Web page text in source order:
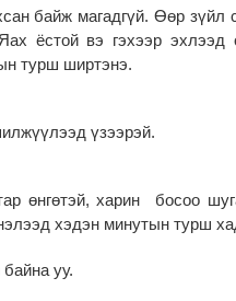
байж магадгүй. Өөр зүйл
ёстой вэ гэхээр эхлээд
турш ширтэнэ.
үзээрэй.
өнгөтэй, харин босоо
хэдэн минутын турш
уу.